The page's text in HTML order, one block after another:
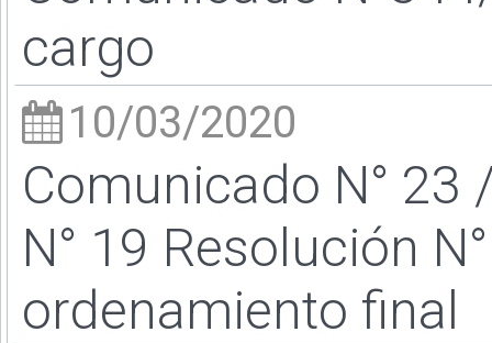
cargo
10/03/2020
Comunicado N° 23
N° 19 Resolución
ordenamiento final